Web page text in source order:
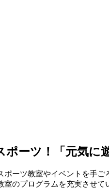
ーツ！ 「元気に
ーツ教室やイベントを手ご
のプログラムを充実させて